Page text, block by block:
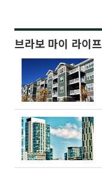
브라보 마이 라이프